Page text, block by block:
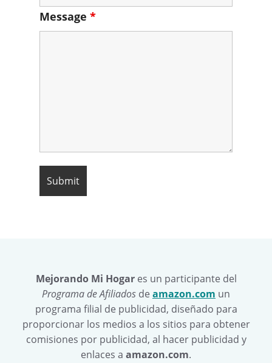
Message *
Mejorando Mi Hogares un participante del
Programa de Afiliados de amazon.com un
programa filial de publicidad, diseñado para
proporcionar los medios a los sitios para obtener
comisiones por publicidad, al hacer publicidad y
enlaces a amazon.com.